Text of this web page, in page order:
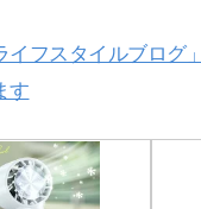
イフスタイルブログ
す